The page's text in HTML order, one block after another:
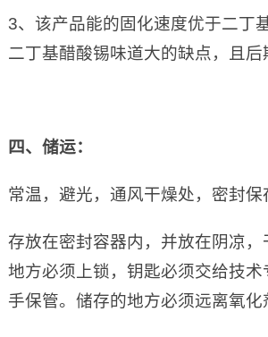
3、该产品能的固化速度优于二丁
二丁基醋酸锡味道大的缺点，且后
四、储运：
常温，避光，通风干燥处，密封保
存放在密封容器内，并放在阴凉，
地方必须上锁，钥匙必须交给技术
手保管。储存的地方必须远离氧化